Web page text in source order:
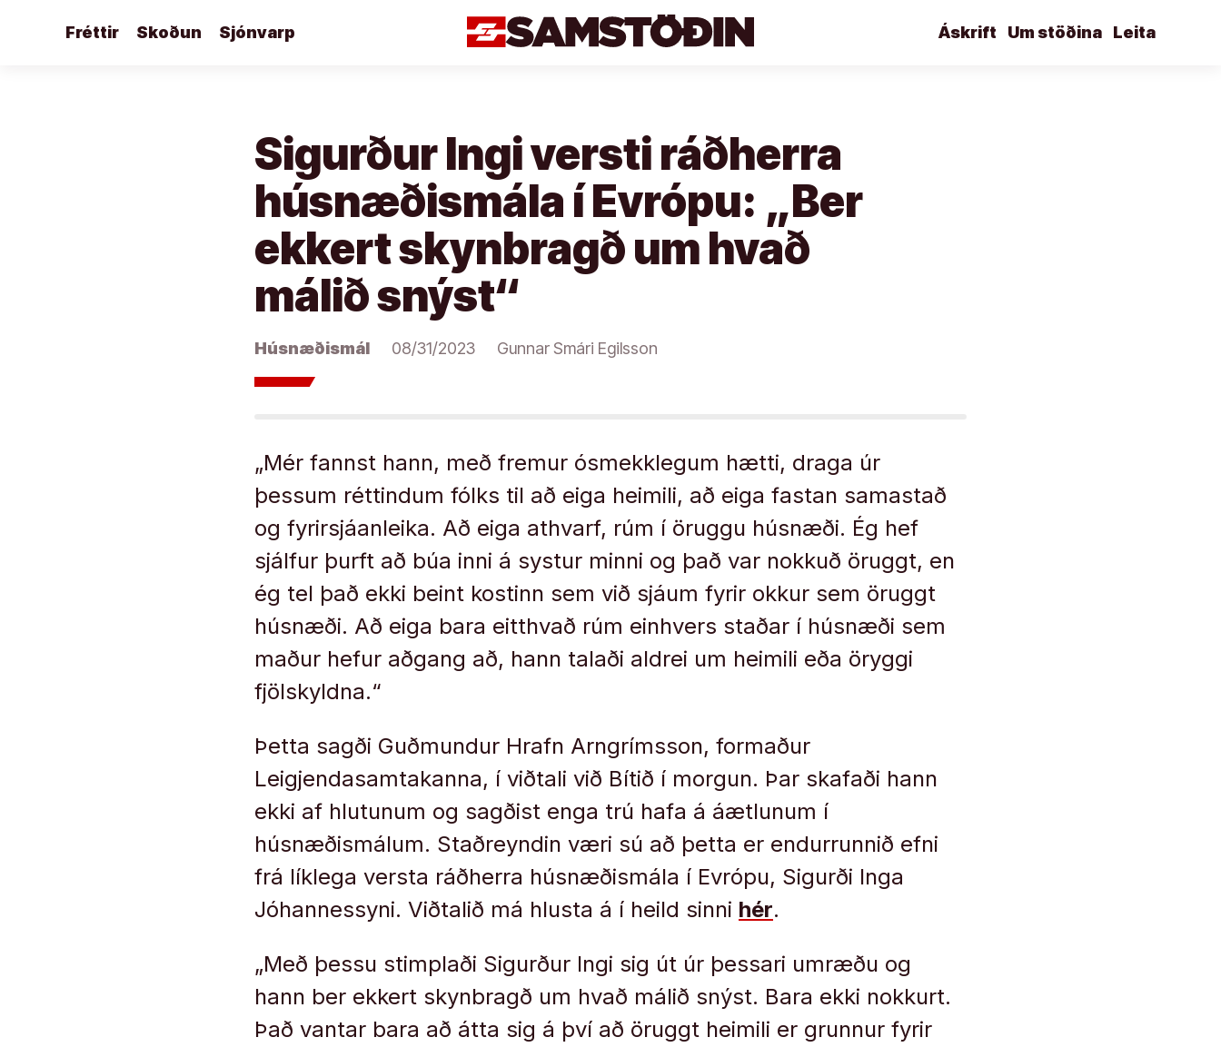
Fréttir Skoðun Sjónvarp Leita
Um stöðina
Áskrift
Sigurður Ingi versti ráðherra
húsnæðismála í Evrópu: „Ber
ekkert skynbragð um hvað
málið snýst“
Húsnæðismál 08/31/2023 Gunnar Smári Egilsson
„Mér fannst hann, með fremur ósmekklegum hætti, draga úr
þessum réttindum fólks til að eiga heimili, að eiga fastan samastað
og fyrirsjáanleika. Að eiga athvarf, rúm í öruggu húsnæði. Ég hef
sjálfur þurft að búa inni á systur minni og það var nokkuð öruggt, en
ég tel það ekki beint kostinn sem við sjáum fyrir okkur sem öruggt
húsnæði. Að eiga bara eitthvað rúm einhvers staðar í húsnæði sem
maður hefur aðgang að, hann talaði aldrei um heimili eða öryggi
fjölskyldna.“
Þetta sagði Guðmundur Hrafn Arngrímsson, formaður
Leigjendasamtakanna, í viðtali við Bítið í morgun. Þar skafaði hann
ekki af hlutunum og sagðist enga trú hafa á áætlunum í
húsnæðismálum. Staðreyndin væri sú að þetta er endurrunnið efni
frá líklega versta ráðherra húsnæðismála í Evrópu, Sigurði Inga
Jóhannessyni. Viðtalið má hlusta á í heild sinni hér.
„Með þessu stimplaði Sigurður Ingi sig út úr þessari umræðu og
hann ber ekkert skynbragð um hvað málið snýst. Bara ekki nokkurt.
Það vantar bara að átta sig á því að öruggt heimili er grunnur fyrir